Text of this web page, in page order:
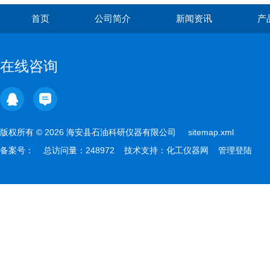
首页 公司简介 新闻资讯 产
在线咨询
版权所有 © 2026 海安县石油科研仪器有限公司 sitemap.xml
备案号：
总访问量：248972 技术支持： 化工仪器网 管理登陆